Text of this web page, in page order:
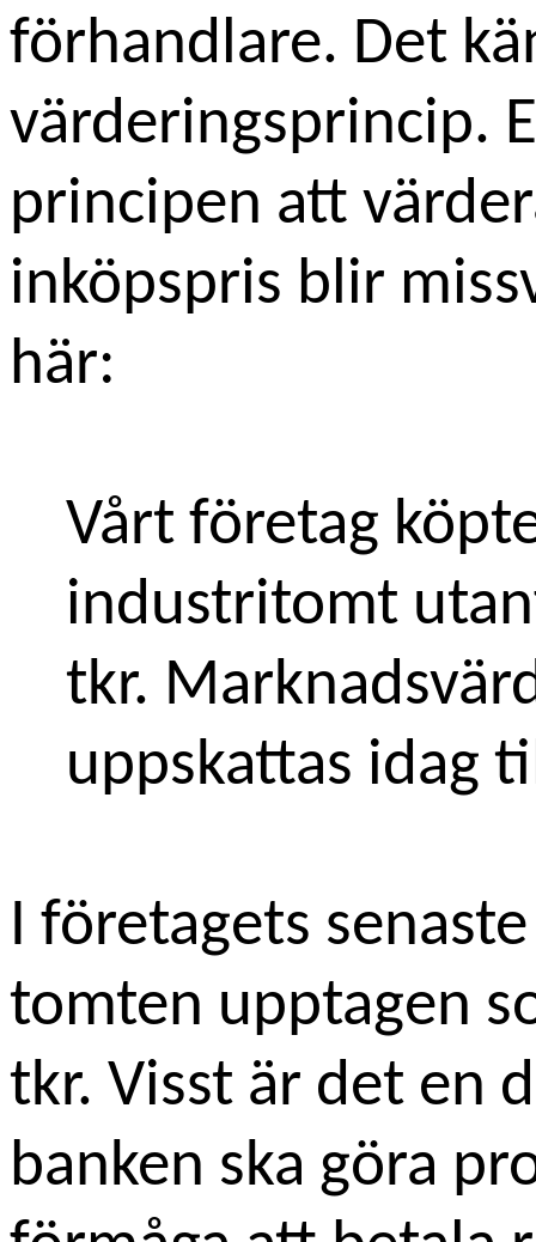
förhandlare. Det
värderingsprincip.
principen att
inköpspris blir
här:
Vårt företag
industritomt
tkr.
uppskattas idag
I företagets
tomten upptagen
tkr. Visst är det en
banken ska göra